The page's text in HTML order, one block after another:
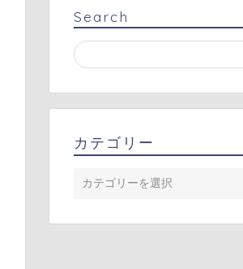
Search
カテゴリー